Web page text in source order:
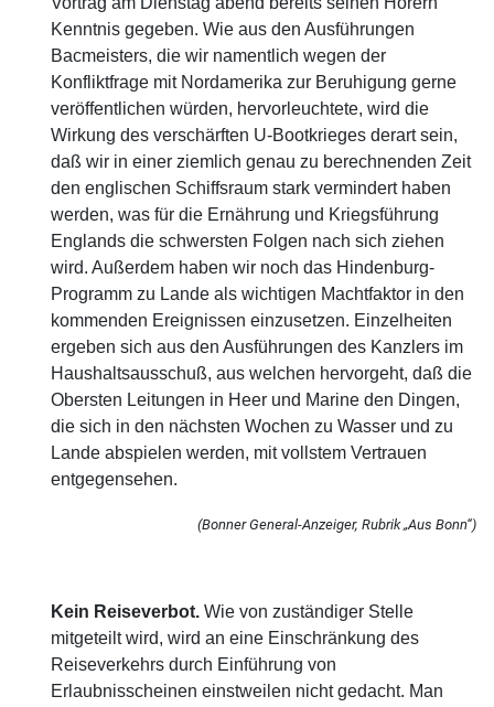
Kenntnis gegeben. Wie aus den Ausführungen
Bacmeisters, die wir namentlich wegen der
Konfliktfrage mit Nordamerika zur Beruhigung gerne
veröffentlichen würden, hervorleuchtete, wird die
Wirkung des verschärften U-Bootkrieges derart sein,
daß wir in einer ziemlich genau zu berechnenden Zeit
den englischen Schiffsraum stark vermindert haben
werden, was für die Ernährung und Kriegsführung
Englands die schwersten Folgen nach sich ziehen
wird. Außerdem haben wir noch das Hindenburg-
Programm zu Lande als wichtigen Machtfaktor in den
kommenden Ereignissen einzusetzen. Einzelheiten
ergeben sich aus den Ausführungen des Kanzlers im
Haushaltsausschuß, aus welchen hervorgeht, daß die
Obersten Leitungen in Heer und Marine den Dingen,
die sich in den nächsten Wochen zu Wasser und zu
Lande abspielen werden, mit vollstem Vertrauen
entgegensehen.
(Bonner General-Anzeiger, Rubrik „Aus Bonn“)
Kein Reiseverbot. Wie von zuständiger Stelle
mitgeteilt wird, wird an eine Einschränkung des
Reiseverkehrs durch Einführung von
Erlaubnisscheinen einstweilen nicht gedacht. Man